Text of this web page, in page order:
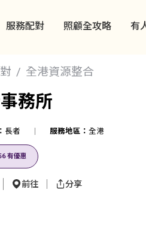
服務配對 照顧全攻略 有
全港資源整合
務所
長者 服務地區： 全港
有優惠
前往 分享